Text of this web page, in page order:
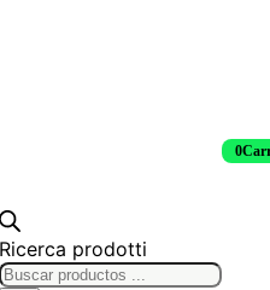
Ricerca prodotti
0